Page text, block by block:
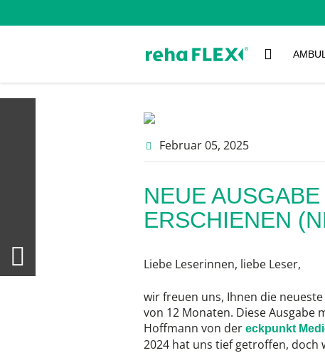
Februar 05, 2025
NEUE
ERSCHIENEN
Liebe Leserinnen, liebe Leser,
wir freuen uns, Ihnen die
von 12 Monaten. Diese
Hoffmann von der eckpunkt
2024 hat uns tief getroffen,